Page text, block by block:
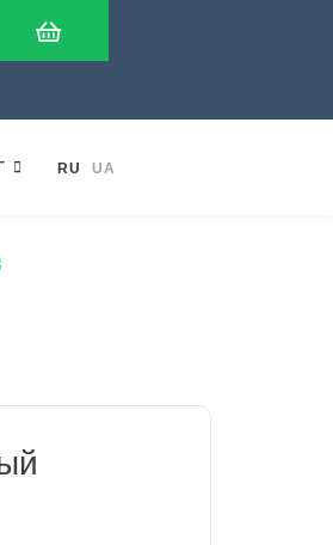
RU UA